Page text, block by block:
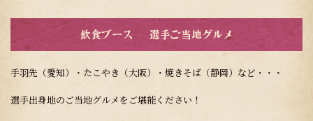
飲食ブース – 選手ご当地グルメ
手羽先（愛知）・たこやき（大阪）・焼きそば（静岡）など・・・
選手出身地のご当地グルメをご堪能ください！